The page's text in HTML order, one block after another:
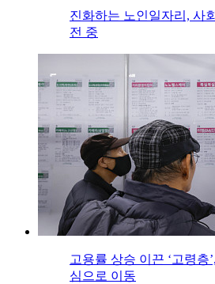
진화하는 노인일자리, 사
전 중
고용률 상승 이끈 ‘고령층
심으로 이동